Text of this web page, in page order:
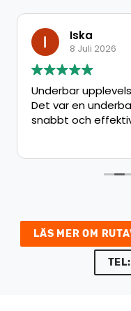
Iska
8 Juli 2026
Underbar
Det var en
snabbt och
LÄS MER OM